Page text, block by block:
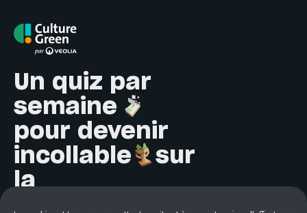
Un quiz par
semaine
pour devenir
incollable
sur
la
transformation